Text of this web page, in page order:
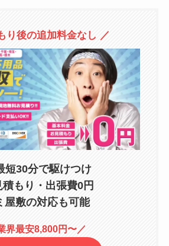
り後の追加料金なし ／
短30分で駆けつけ
積もり・出張費0円
屋敷の対応も可能
界最安8,800円〜／